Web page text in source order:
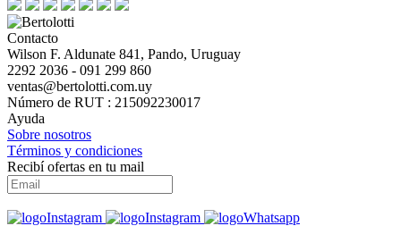
Contacto
Wilson F. Aldunate 841, Pando, Uruguay
2292 2036 - 091 299 860
ventas@bertolotti.com.uy
Número de RUT : 215092230017
Ayuda
Sobre nosotros
Términos y condiciones
Recibí ofertas en tu mail